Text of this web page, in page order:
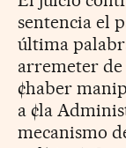
sentencia el
última
arremeter
¢haber
a ¢la
mecanismo